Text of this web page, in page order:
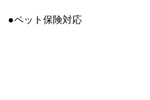
●ペット保険対応